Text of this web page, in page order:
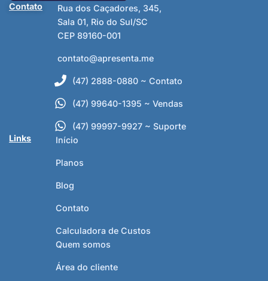
Contato
Rua dos Caçadores, 345,
Sala 01, Rio do Sul/SC
CEP 89160-001
contato@apresenta.me
(47) 2888-0880 ~ Contato
(47) 99640-1395 ~ Vendas
(47) 99997-9927 ~ Suporte
Links
Início
Planos
Blog
Contato
Calculadora de Custos
Quem somos
Área do cliente